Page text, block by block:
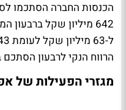
642 מיליון שקל
הרווח הנקי לרבעון הסתכם ב-15.3 לעומת
מגזרי הפעילות של